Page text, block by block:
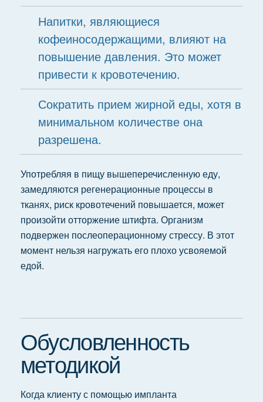
Напитки, являющиеся
кофеиносодержащими, влияют на
повышение давления. Это может
привести к кровотечению.
Сократить прием жирной еды, хотя в
минимальном количестве она
разрешена.
Употребляя в пищу вышеперечисленную еду,
замедляются регенерационные процессы в
тканях, риск кровотечений повышается, может
произойти отторжение штифта. Организм
подвержен послеоперационному стрессу. В этот
момент нельзя нагружать его плохо усвояемой
едой.
Обусловленность
методикой
Когда клиенту с помощью импланта